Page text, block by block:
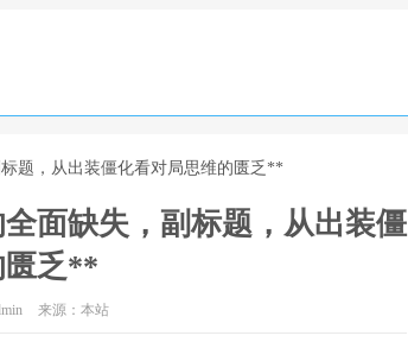
题，从出装僵化看对局思维的匮乏**
面缺失，副标题，从出装僵
匮乏**
来源：本站